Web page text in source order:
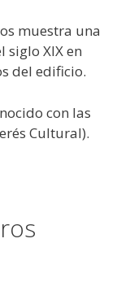
muestra una
siglo XIX en
del edificio.
con las
Cultural).